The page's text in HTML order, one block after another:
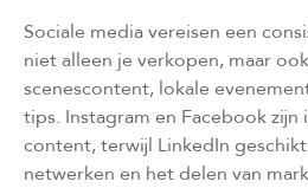
Sociale media vereisen een
niet alleen je verkopen, maar
scenescontent, lokale
tips. Instagram en Facebook zijn
content, terwijl LinkedIn
netwerken en het delen van